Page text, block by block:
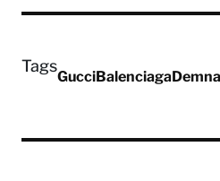
Tags
GucciBalenciagaDemna